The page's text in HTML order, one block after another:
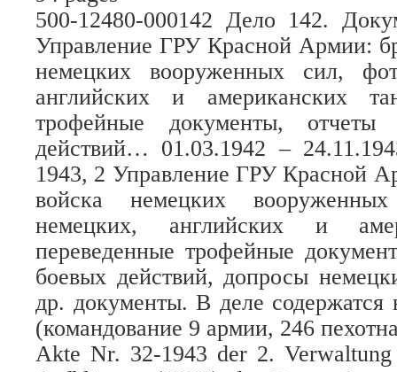
500-12480-000142 Дело 142.
Управление ГРУ Красной Армии:
немецких вооруженных сил,
английских и американских
трофейные документы,
действий… 01.03.1942 –
1943, 2 Управление ГРУ Красной
войска немецких
немецких, английских и
переведенные трофейные
боевых действий, допросы
др. документы. В деле содержатся
(командование 9 армии, 246
Akte Nr. 32-1943 der 2.